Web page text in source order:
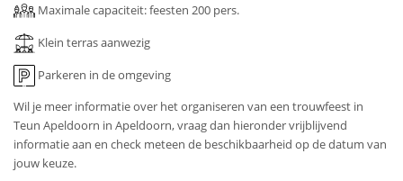
Maximale capaciteit: feesten 200 pers.
Klein terras aanwezig
Parkeren in de omgeving
Wil je meer informatie over het organiseren van een trouwfeest in
Teun Apeldoorn in Apeldoorn, vraag dan hieronder vrijblijvend
informatie aan en check meteen de beschikbaarheid op de datum van
jouw keuze.